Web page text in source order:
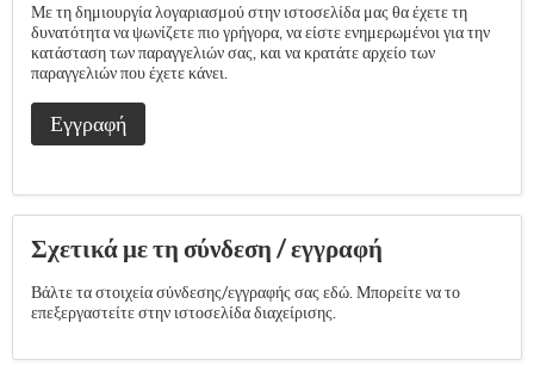
Με τη δημιουργία λογαριασμού στην ιστοσελίδα μας θα έχετε τη
δυνατότητα να ψωνίζετε πιο γρήγορα, να είστε ενημερωμένοι για την
κατάσταση των παραγγελιών σας, και να κρατάτε αρχείο των
παραγγελιών που έχετε κάνει.
Εγγραφή
Σχετικά με τη σύνδεση / εγγραφή
Βάλτε τα στοιχεία σύνδεσης/εγγραφής σας εδώ. Μπορείτε να το
επεξεργαστείτε στην ιστοσελίδα διαχείρισης.